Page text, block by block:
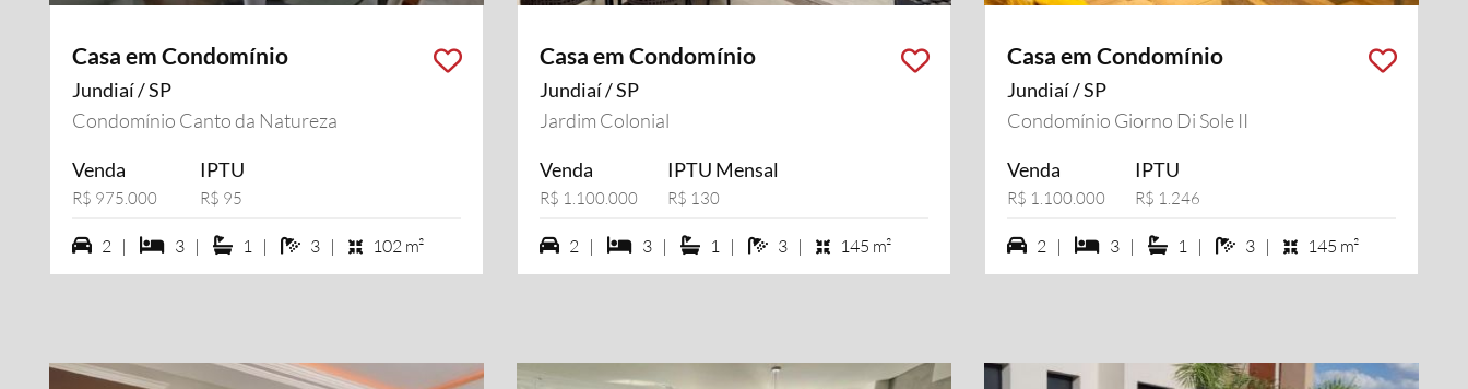
Casa em Condomínio
Jundiaí / SP
Condomínio Canto da Natureza
Venda
R$ 975.000
IPTU
R$ 95
2 vagas na garagem
2 | 3 dormiórios
3 | 1 suítes
1 | 3 banheiros
3 | 102 m²
Casa em Condomínio
Jundiaí / SP
Jardim Colonial
Venda
R$ 1.100.000
IPTU Mensal
R$ 130
2 vagas na garagem
2 | 3 dormiórios
3 | 1 suítes
1 | 3 banheiros
3 | 145 m²
Casa em Condomínio
Jundiaí / SP
Condomínio Giorno Di Sole II
Venda
R$ 1.100.000
IPTU
R$ 1.246
2 vagas na garagem
2 | 3 dormiórios
3 | 1 suítes
1 | 3 banheiros
3 | 145 m²